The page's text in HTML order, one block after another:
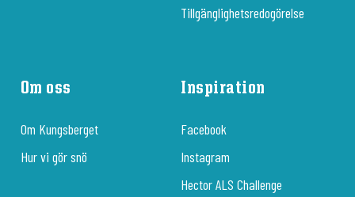
Tillgänglighetsredogörelse
Om oss
Om Kungsberget
Hur vi gör snö
Inspiration
Facebook
Instagram
Hector ALS Challenge